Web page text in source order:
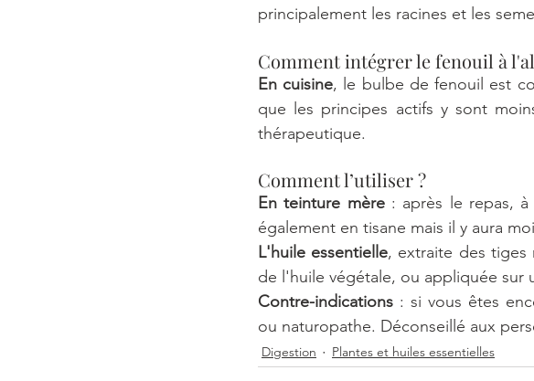
principalement les racines et les
Comment intégrer le fenouil à
En cuisine, le bulbe de fenouil est
que les principes actifs y sont
thérapeutique.
Comment l’utiliser ?
En teinture mère : après le repas, à
également en tisane mais il y aura
L'huile essentielle, extraite des tiges
de l'huile végétale, ou appliquée sur
Contre-indications : si vous êtes
ou naturopathe. Déconseillé aux
Digestion Plantes et huiles essentielles